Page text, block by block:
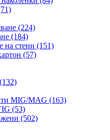
(224)
(184)
на стени (151)
(57)
(132)
MIG/MAG (163)
(53)
(502)